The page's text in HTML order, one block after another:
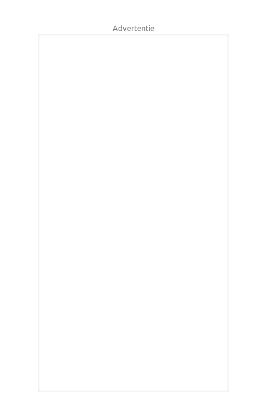
Advertentie